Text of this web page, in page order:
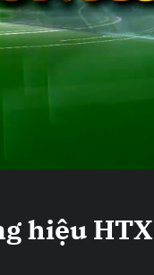
hiệu HTX